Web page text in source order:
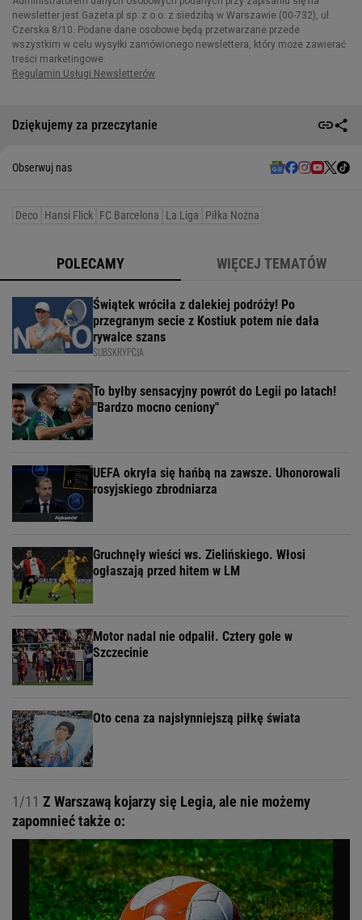
Dziękujemy za przeczytanie
Obserwuj nas
Deco Hansi Flick FC Barcelona La Liga Piłka Nożna
POLECAMY WIĘCEJ TEMATÓW
Świątek wróciła z dalekiej podróży! Po
przegranym secie z Kostiuk potem nie dała
rywalce szans
SUBSKRYPCJA
To byłby sensacyjny powrót do Legii po latach!
"Bardzo mocno ceniony"
UEFA okryła się hańbą na zawsze. Uhonorowali
rosyjskiego zbrodniarza
Gruchnęły wieści ws. Zielińskiego. Włosi
ogłaszają przed hitem w LM
Motor nadal nie odpalił. Cztery gole w
Szczecinie
Oto cena za najsłynniejszą piłkę świata
1/11 Z Warszawą kojarzy się Legia, ale nie możemy
zapomnieć także o: